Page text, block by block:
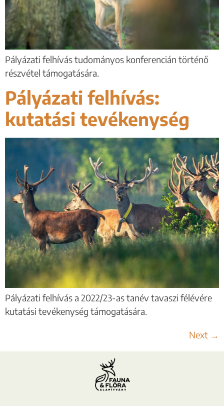
Pályázati felhívás tudományos konferencián történő
részvétel támogatására.
Pályázati felhívás:
kutatási tevékenység
Pályázati felhívás a 2022/23-as tanév tavaszi félévére
kutatási tevékenység támogatására.
Next →